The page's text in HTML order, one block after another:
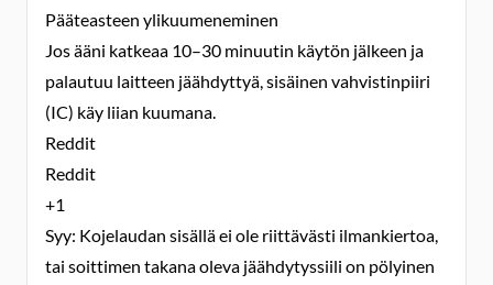
Pääteasteen ylikuumeneminen
Jos ääni katkeaa 10–30 minuutin käytön jälkeen ja
palautuu laitteen jäähdyttyä, sisäinen vahvistinpiiri
(IC) käy liian kuumana.
Reddit
Reddit
+1
Syy: Kojelaudan sisällä ei ole riittävästi ilmankiertoa,
tai soittimen takana oleva jäähdytyssiili on pölyinen